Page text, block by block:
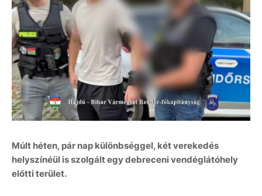
Múlt héten, pár nap különbséggel, két verekedés
helyszínéül is szolgált egy debreceni vendéglátóhely
előtti terület.